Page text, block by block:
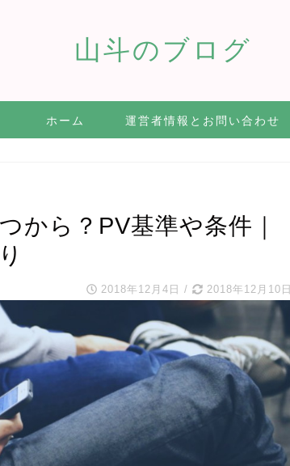
山斗のブログ
ホーム 運営者情報とお問い合わせ
から？PV基準や条件｜
2018年12月4日 / 2018年12月10日